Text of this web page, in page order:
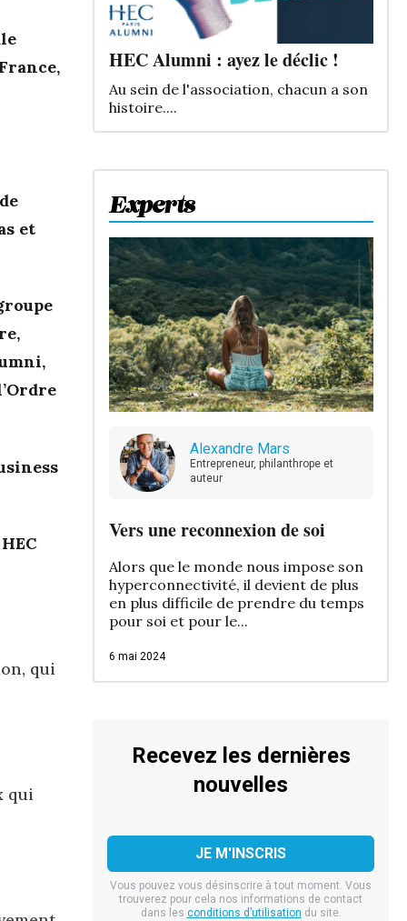
et
qui
qui
Experts
Alexandre Mars
Entrepreneur, philanthrope et
auteur
Vers une reconnexion de soi
Alors que le monde nous impose son
hyperconnectivité, il devient de plus
en plus difficile de prendre du temps
pour soi et pour le...
6 mai 2024
Recevez les dernières
nouvelles
Vous pouvez vous désinscrire à tout moment. Vous
trouverez pour cela nos informations de contact
dans les conditions d’utilisation du site.
HEC Alumni : ayez le déclic !
Au sein de l'association, chacun a son
histoire....